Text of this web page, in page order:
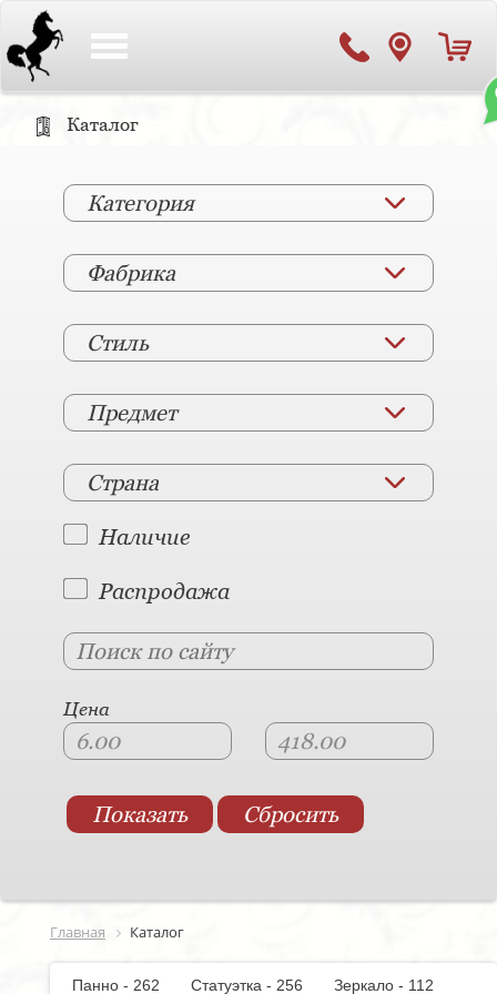
Каталог
Категория
Фабрика
Стиль
Предмет
Страна
Наличие
Распродажа
Цена
Главная Каталог
Панно - 262 Статуэтка - 256
Зеркало - 112